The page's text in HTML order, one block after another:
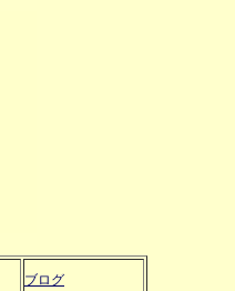
ブログ